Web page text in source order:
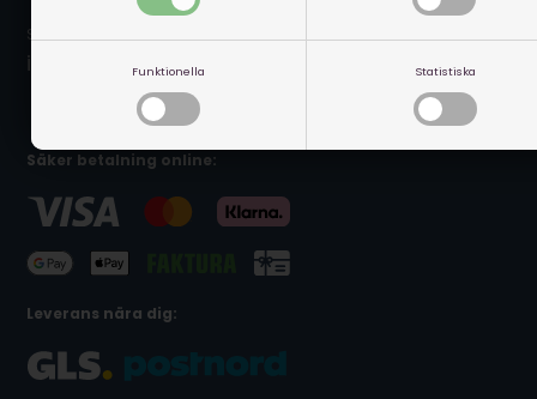
Funktionella Statistiska
Skicka ett mail på:
info@linaa.se
Säker betalning online:
Leverans nära dig: